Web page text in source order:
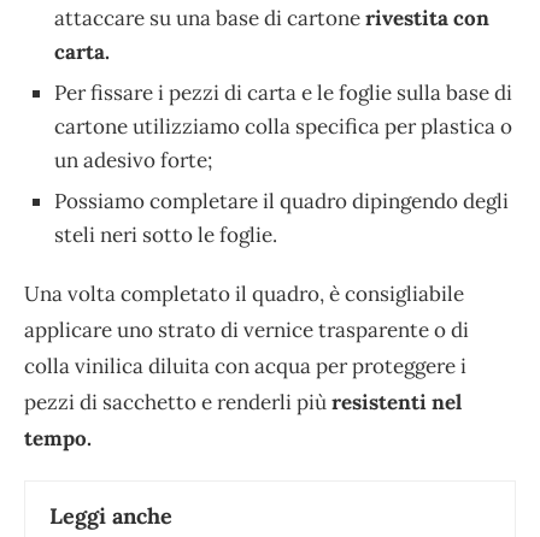
attaccare su una base di cartonerivestita con
carta.
Per fissare i pezzi di carta e le foglie sulla base di
cartone utilizziamo colla specifica per plastica o
un adesivo forte;
Possiamo completare il quadro dipingendo degli
steli neri sotto le foglie.
Una volta completato il quadro, è consigliabile
applicare uno strato di vernice trasparente o di
colla vinilica diluita con acqua per proteggere i
pezzi di sacchetto e renderli piùresistenti nel
tempo.
Leggi anche